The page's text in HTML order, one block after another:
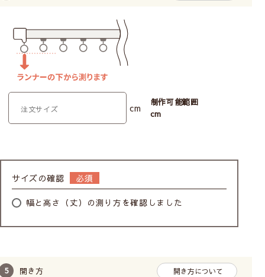
－ヴァリラ－
世界でも有名なフィンランドのインテリアブラン
VALLILAのカーテンをすべて見る
cm
制作可能範囲
cm
サイズの確認
幅と高さ（丈）の測り方を確認しました
開き方 開き方について